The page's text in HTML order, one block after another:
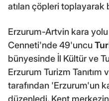
atılan çöpleri toplayarak
Erzurum-Artvin kara
Cenneti'nde 49'uncu
bünyesinde İl Kültür ve
Erzurum Turizm Tanıtım
tarafından 'Erzurum'un
düzenledi. Kent